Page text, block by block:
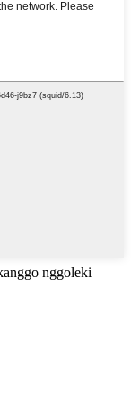
nggoleki